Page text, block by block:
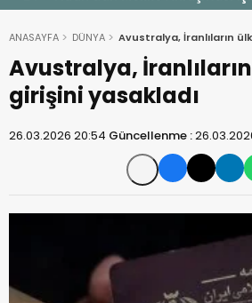
hiçbir ülke hedefimizde değil
ANASAYFA DÜNYA Avustralya, İranlıların
Avustralya,
girişini yasakladı
26.03.2026 20:54 Güncellenme :